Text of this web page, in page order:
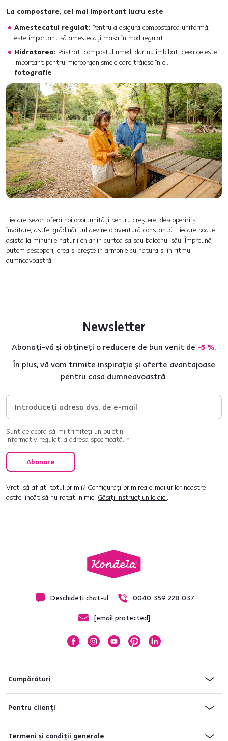
La compostare, cel mai important lucru este
Amestecatul regulat: Pentru a asigura compostarea uniformă,
este important să amestecați masa în mod regulat.
Hidratarea: Păstrați compostul umed, dar nu îmbibat, ceea ce este
important pentru microorganismele care trăiesc în el.
fotografie
Fiecare sezon oferă noi oportunități pentru creștere, descoperiri și
învățare, astfel grădinăritul devine o aventură constantă. Fiecare poate
asista la minunile naturii chiar în curtea sa sau balconul său. Împreună
putem descoperi, crea și crește în armonie cu natura și în ritmul
dumneavoastră.
Newsletter
Abonați-vă și obțineți o reducere de bun venit de -5 %.
În plus, vă vom trimite inspirație și oferte avantajoase
pentru casa dumneavoastră.
Sunt de acord să-mi trimiteți un buletin
informativ regulat la adresa specificată. *
Abonare
Vreți să aflați totul primii? Configurați primirea e-mailurilor noastre
astfel încât să nu ratați nimic. Găsiți instrucțiunile aici.
Deschideți chat-ul 0040 359 228 037
[email protected]
Cumpărături
Pentru clienți
Termeni și condiții generale